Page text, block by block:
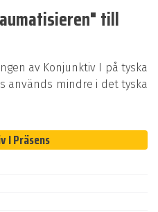
till
av Konjunktiv I på tyska
används mindre i det tyska
I Präsens